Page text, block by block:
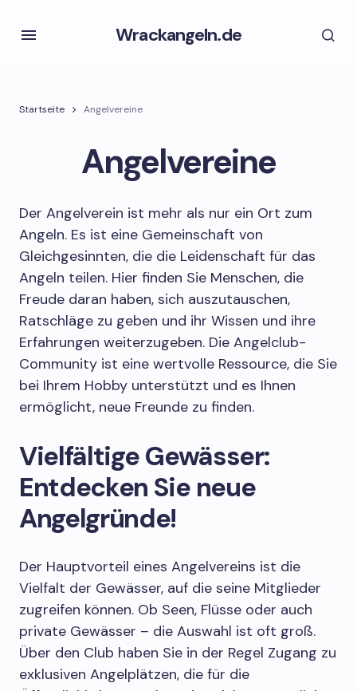
Wrackangeln.de
Startseite Angelvereine
Angelvereine
Der Angelverein ist mehr als nur ein Ort zum
Angeln. Es ist eine Gemeinschaft von
Gleichgesinnten, die die Leidenschaft für das
Angeln teilen. Hier finden Sie Menschen, die
Freude daran haben, sich auszutauschen,
Ratschläge zu geben und ihr Wissen und ihre
Erfahrungen weiterzugeben. Die Angelclub-
Community ist eine wertvolle Ressource, die Sie
bei Ihrem Hobby unterstützt und es Ihnen
ermöglicht, neue Freunde zu finden.
Vielfältige Gewässer:
Entdecken Sie neue
Angelgründe!
Der Hauptvorteil eines Angelvereins ist die
Vielfalt der Gewässer, auf die seine Mitglieder
zugreifen können. Ob Seen, Flüsse oder auch
private Gewässer – die Auswahl ist oft groß.
Über den Club haben Sie in der Regel Zugang zu
exklusiven Angelplätzen, die für die